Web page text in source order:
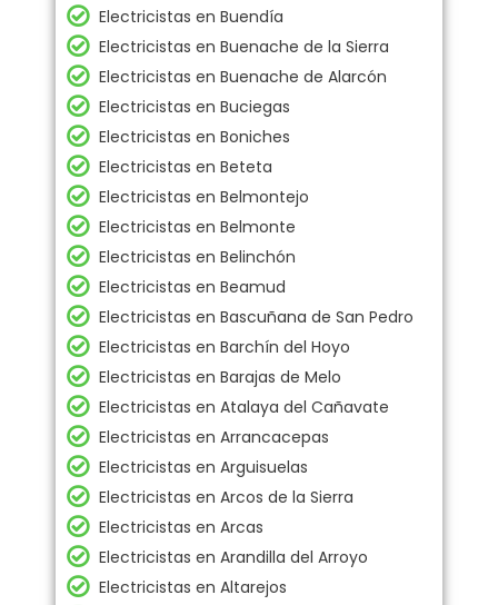
Electricistas en Buendía
Electricistas en Buenache de la Sierra
Electricistas en Buenache de Alarcón
Electricistas en Buciegas
Electricistas en Boniches
Electricistas en Beteta
Electricistas en Belmontejo
Electricistas en Belmonte
Electricistas en Belinchón
Electricistas en Beamud
Electricistas en Bascuñana de San Pedro
Electricistas en Barchín del Hoyo
Electricistas en Barajas de Melo
Electricistas en Atalaya del Cañavate
Electricistas en Arrancacepas
Electricistas en Arguisuelas
Electricistas en Arcos de la Sierra
Electricistas en Arcas
Electricistas en Arandilla del Arroyo
Electricistas en Altarejos